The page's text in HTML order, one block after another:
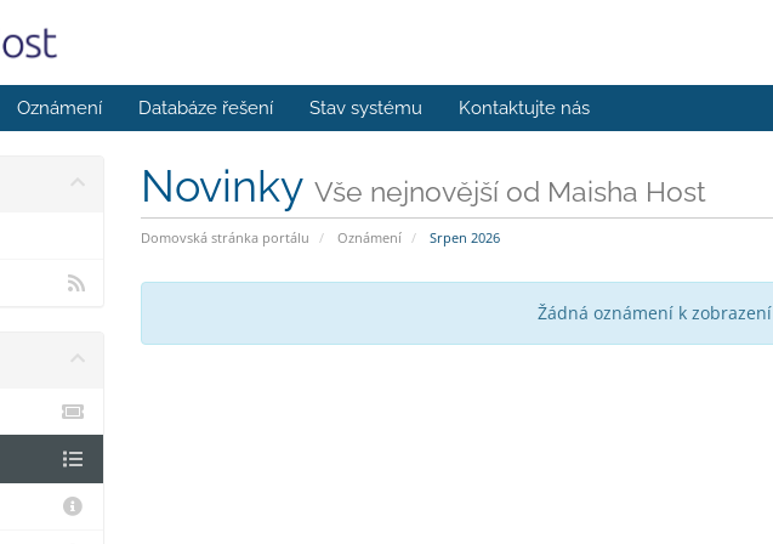
Oznámení Databáze řešení Stav systému Kontaktujte nás
Novinky Vše nejnovější od Maisha Host
Domovská stránka portálu Oznámení Srpen 2026
Žádná oznámení k zobrazení